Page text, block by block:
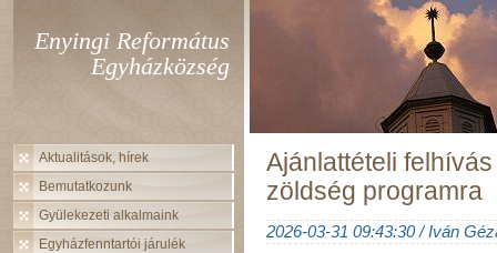
Enyingi Református
Egyházközség
Aktualitások, hírek
Bemutatkozunk
Gyülekezeti alkalmaink
Egyházfenntartói járulék
Ajánlattételi
zöldség programra
2026-03-31 09:43:30 / Iván